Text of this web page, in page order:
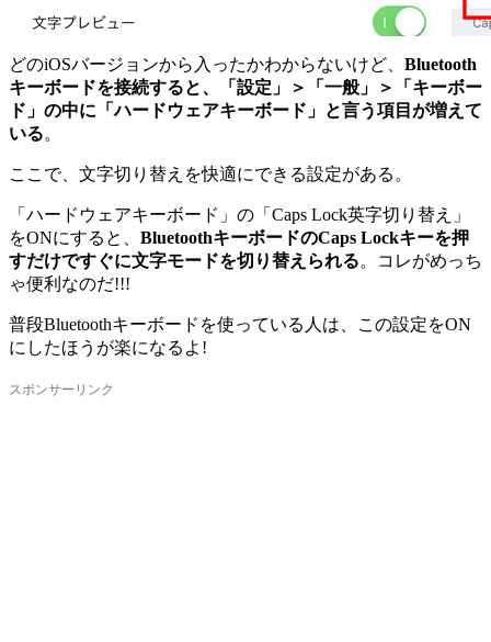
どのiOSバージョンから入ったかわからないけど、 Bluetooth
キーボードを接続すると、「設定」＞「一般」＞「キーボー
ド」の中に「ハードウェアキーボード」と言う項目が増えて
いる。
ここで、文字切り替えを快適にできる設定がある。
「ハードウェアキーボード」の「Caps Lock英字切り替え」
をONにすると、 BluetoothキーボードのCaps Lockキーを押
すだけですぐに文字モードを切り替えられる。コレがめっち
ゃ便利なのだ!!!
普段Bluetoothキーボードを使っている人は、この設定をON
にしたほうが楽になるよ!